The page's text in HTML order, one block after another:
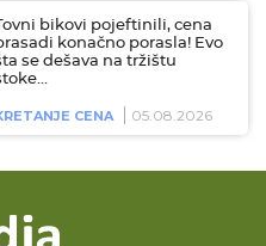
Tovni bikovi pojeftinili, cena
konačno porasla! Evo
se dešava na tržištu
CENA 05.08.2026